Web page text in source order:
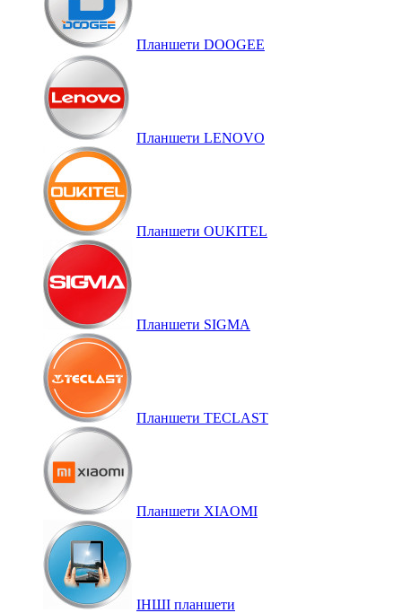
Планшети DOOGEE
Планшети LENOVO
Планшети OUKITEL
Планшети SIGMA
Планшети TECLAST
Планшети XIAOMI
ІНШІ планшети